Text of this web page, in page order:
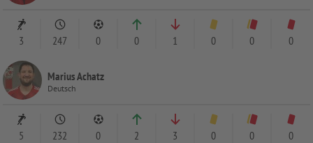
3 247 0 0 1 0 0 0
Marius Achatz
Deutsch
5 232 0 2 3 0 0 0